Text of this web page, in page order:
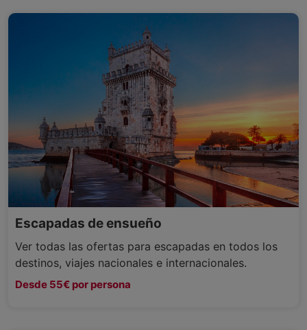
Escapadas de ensueño
Ver todas las ofertas para escapadas en todos los
destinos, viajes nacionales e internacionales.
Desde 55€ por persona